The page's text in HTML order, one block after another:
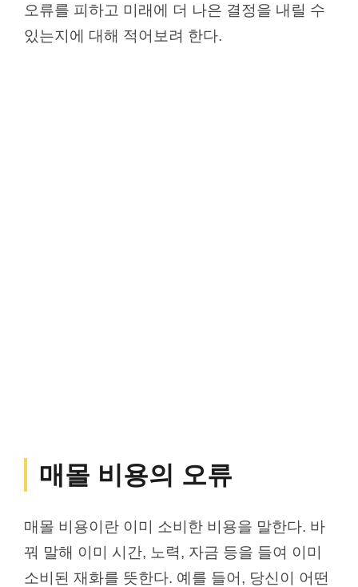
오류를 피하고 미래에 더 나은 결정을 내릴 수
있는지에 대해 적어보려 한다.
매몰 비용의 오류
매몰 비용이란 이미 소비한 비용을 말한다. 바
꿔 말해 이미 시간, 노력, 자금 등을 들여 이미
소비된 재화를 뜻한다. 예를 들어, 당신이 어떤